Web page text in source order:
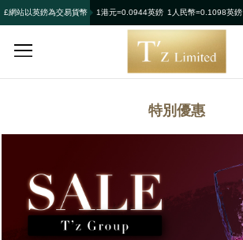
£網站以英鎊為交易貨幣 1港元=0.0944英鎊 1人民幣=0.1098英鎊
特別優惠